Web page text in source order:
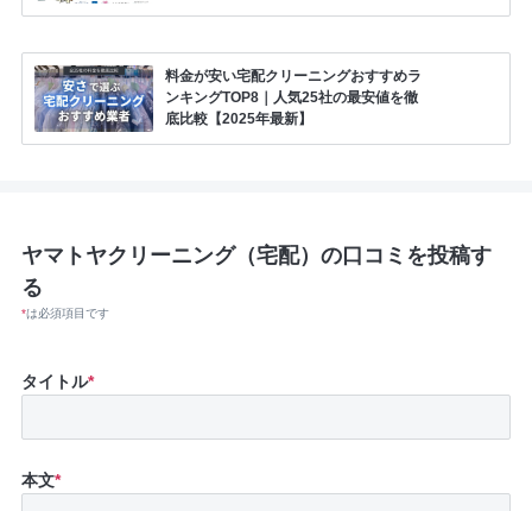
料金が安い宅配クリーニングおすすめラ
ンキングTOP8｜人気25社の最安値を徹
底比較【2025年最新】
ヤマトヤクリーニング（宅配）の口コミを投稿す
る
*は必須項目です
タイトル*
本文*